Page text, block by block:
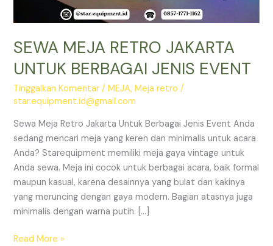
SEWA MEJA RETRO JAKARTA
UNTUK BERBAGAI JENIS EVENT
Tinggalkan Komentar /MEJA,Meja retro /
star.equipment.id@gmail.com
Sewa Meja Retro Jakarta Untuk Berbagai Jenis Event Anda
sedang mencari meja yang keren dan minimalis untuk acara
Anda? Starequipment memiliki meja gaya vintage untuk
Anda sewa. Meja ini cocok untuk berbagai acara, baik formal
maupun kasual, karena desainnya yang bulat dan kakinya
yang meruncing dengan gaya modern. Bagian atasnya juga
minimalis dengan warna putih. […]
SEWA
Read More »